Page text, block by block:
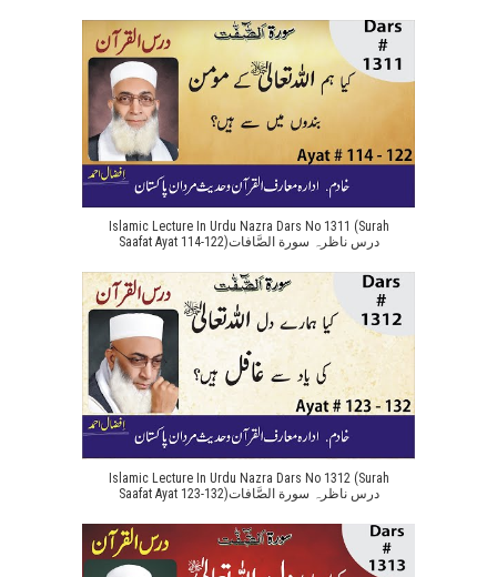
Islamic Lecture In Urdu Nazra Dars No 1311 (Surah
Saafat Ayat 114-122)درس ناظرہ سورة الصَّافات
Islamic Lecture In Urdu Nazra Dars No 1312 (Surah
Saafat Ayat 123-132)درس ناظرہ سورة الصَّافات